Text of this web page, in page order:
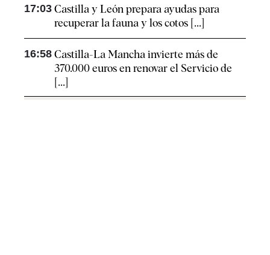
17:03 Castilla y León prepara ayudas para
recuperar la fauna y los cotos [...]
16:58 Castilla-La Mancha invierte más de
370.000 euros en renovar el Servicio de
[...]